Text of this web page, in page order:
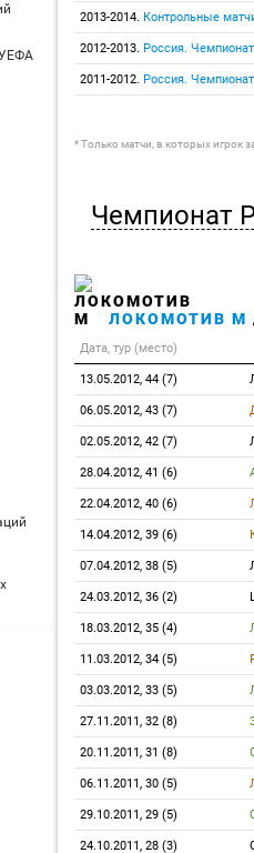
2013-2014. Контрольные
2012-2013. Россия.
2011-2012. Россия.
* Только матчи, в которых игрок
Чемпионат
ЛОКОМОТИВ М
Дата, тур (место)
13.05.2012, 44 (7)
06.05.2012, 43 (7)
02.05.2012, 42 (7)
28.04.2012, 41 (6)
22.04.2012, 40 (6)
14.04.2012, 39 (6)
07.04.2012, 38 (5)
24.03.2012, 36 (2)
18.03.2012, 35 (4)
11.03.2012, 34 (5)
03.03.2012, 33 (5)
27.11.2011, 32 (8)
20.11.2011, 31 (8)
06.11.2011, 30 (5)
29.10.2011, 29 (5)
24.10.2011, 28 (3)